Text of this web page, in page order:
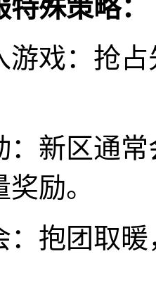
殊策略：
游戏：抢
：新区通
励。
：抱团取